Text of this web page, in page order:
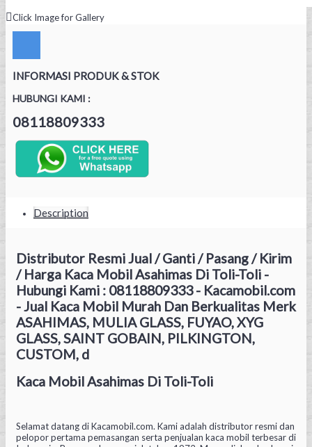
Click Image for Gallery
INFORMASI PRODUK & STOK
HUBUNGI KAMI :
08118809333
Description
Distributor Resmi Jual / Ganti / Pasang / Kirim
/ Harga Kaca Mobil Asahimas Di Toli-Toli -
Hubungi Kami : 08118809333 - Kacamobil.com
- Jual Kaca Mobil Murah Dan Berkualitas Merk
ASAHIMAS, MULIA GLASS, FUYAO, XYG
GLASS, SAINT GOBAIN, PILKINGTON,
CUSTOM, d
Kaca Mobil Asahimas Di Toli-Toli
Selamat datang di Kacamobil.com. Kami adalah distributor resmi dan
pelopor pertama pemasangan serta penjualan kaca mobil terbesar di